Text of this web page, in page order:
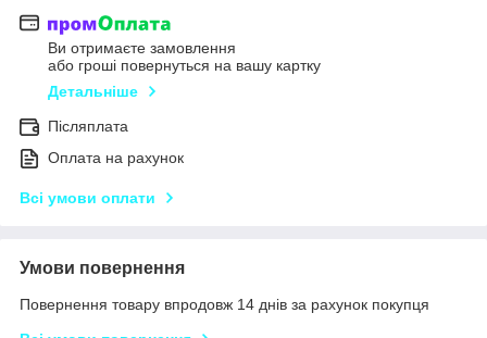
Ви отримаєте замовлення
або гроші повернуться на вашу картку
Детальніше
Післяплата
Оплата на рахунок
Всі умови оплати
Умови повернення
Повернення товару впродовж 14 днів за рахунок покупця